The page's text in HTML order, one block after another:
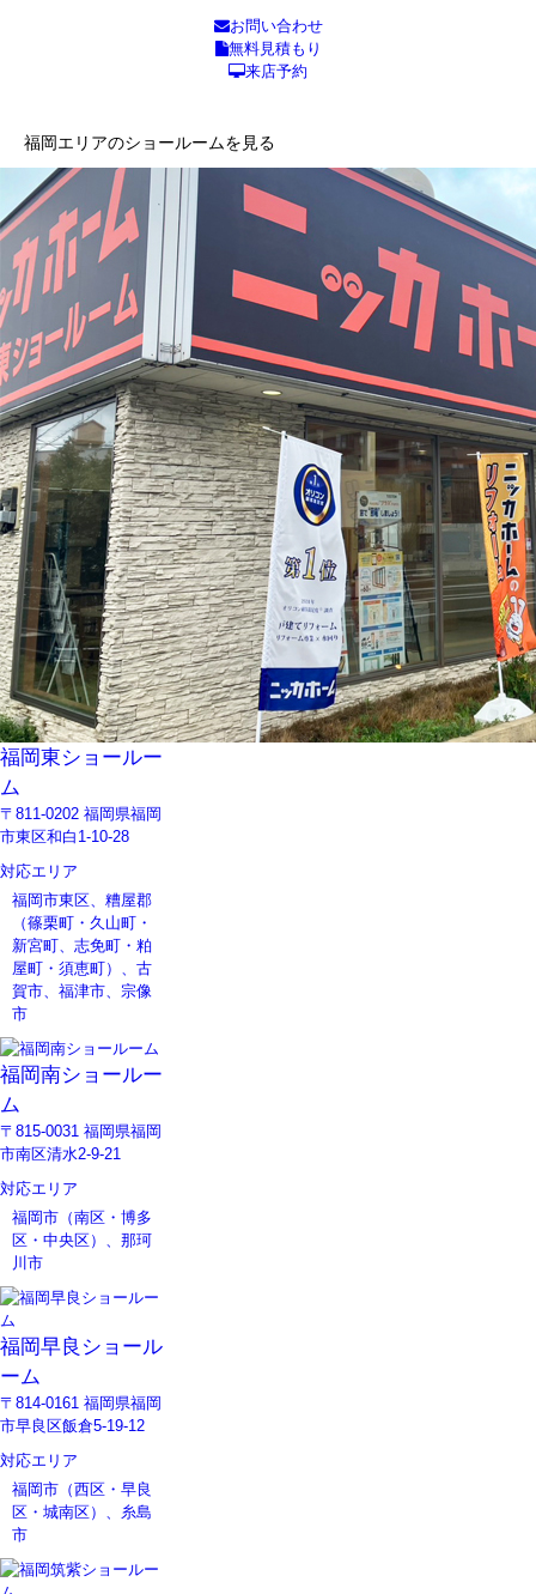
お問い合わせ
無料見積もり
来店予約
福岡エリアのショールームを見る
福岡東ショールー
ム
〒811-0202 福岡県福岡
市東区和白1-10-28
対応エリア
福岡市東区、糟屋郡
（篠栗町・久山町・
新宮町、志免町・粕
屋町・須恵町）、古
賀市、福津市、宗像
市
福岡南ショールー
ム
〒815-0031 福岡県福岡
市南区清水2-9-21
対応エリア
福岡市（南区・博多
区・中央区）、那珂
川市
福岡早良ショール
ーム
〒814-0161 福岡県福岡
市早良区飯倉5-19-12
対応エリア
福岡市（西区・早良
区・城南区）、糸島
市